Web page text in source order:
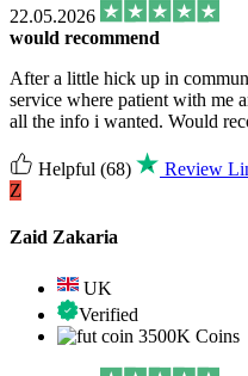
22.05.2026
would recommend
After a little hick up in
service where patient with me
all the info i wanted. Would
Helpful (68)
Review
Z
Zaid Zakaria
UK
Verified
3500K Coins